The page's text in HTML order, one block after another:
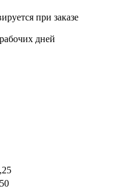
при заказе
дней